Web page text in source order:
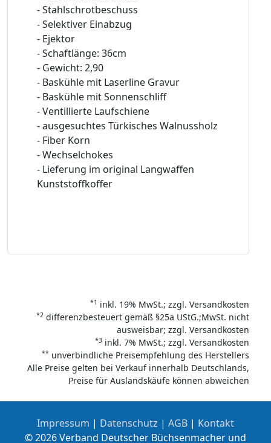
- Stahlschrotbeschuss
- Selektiver Einabzug
- Ejektor
- Schaftlänge: 36cm
- Gewicht: 2,90
- Baskühle mit Laserline Gravur
- Baskühle mit Sonnenschliff
- Ventillierte Laufschiene
- ausgesuchtes Türkisches Walnussholz
- Fiber Korn
- Wechselchokes
- Lieferung im original Langwaffen
Kunststoffkoffer
*1 inkl. 19% MwSt.; zzgl. Versandkosten
*2 differenzbesteuert gemäß §25a UStG.;MwSt. nicht
ausweisbar; zzgl. Versandkosten
*3 inkl. 7% MwSt.; zzgl. Versandkosten
** unverbindliche Preisempfehlung des Herstellers
Alle Preise gelten bei Verkauf innerhalb Deutschlands,
Preise für Auslandskäufe können abweichen
Impressum | Datenschutz | AGB | Kontakt
© 2026 Verband Deutscher Büchsenmacher und